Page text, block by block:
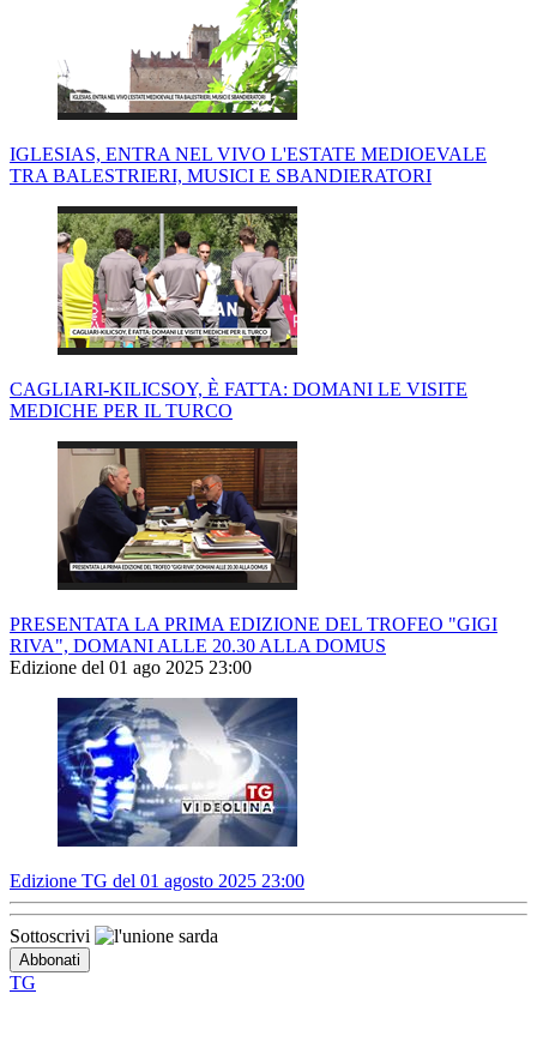
IGLESIAS, ENTRA NEL VIVO L'ESTATE MEDIOEVALE
TRA BALESTRIERI, MUSICI E SBANDIERATORI
CAGLIARI-KILICSOY, È FATTA: DOMANI LE VISITE
MEDICHE PER IL TURCO
PRESENTATA LA PRIMA EDIZIONE DEL TROFEO "GIGI
RIVA", DOMANI ALLE 20.30 ALLA DOMUS
Edizione del 01 ago 2025 23:00
Edizione TG del 01 agosto 2025 23:00
Sottoscrivi
TG